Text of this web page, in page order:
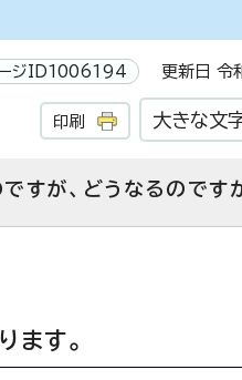
ジID1006194 更新日 令
印刷 大きな文
すが、どうなるのです
ます。